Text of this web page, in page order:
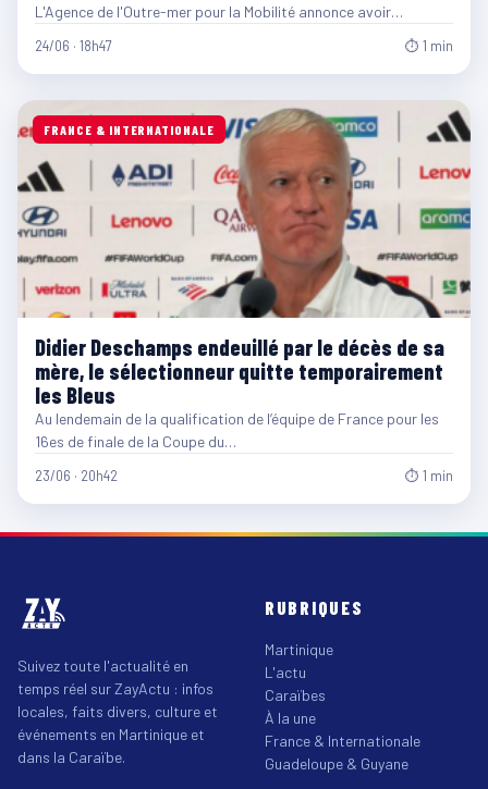
L'Agence de l'Outre-mer pour la Mobilité annonce avoir…
24/06 · 18h47 ⏱ 1 min
FRANCE & INTERNATIONALE
Didier Deschamps endeuillé par le décès de sa
mère, le sélectionneur quitte temporairement
les Bleus
Au lendemain de la qualification de l’équipe de France pour les
16es de finale de la Coupe du…
23/06 · 20h42 ⏱ 1 min
Suivez toute l'actualité en
temps réel sur ZayActu : infos
locales, faits divers, culture et
événements en Martinique et
dans la Caraïbe.
RUBRIQUES
Martinique
L'actu
Caraïbes
À la une
France & Internationale
Guadeloupe & Guyane